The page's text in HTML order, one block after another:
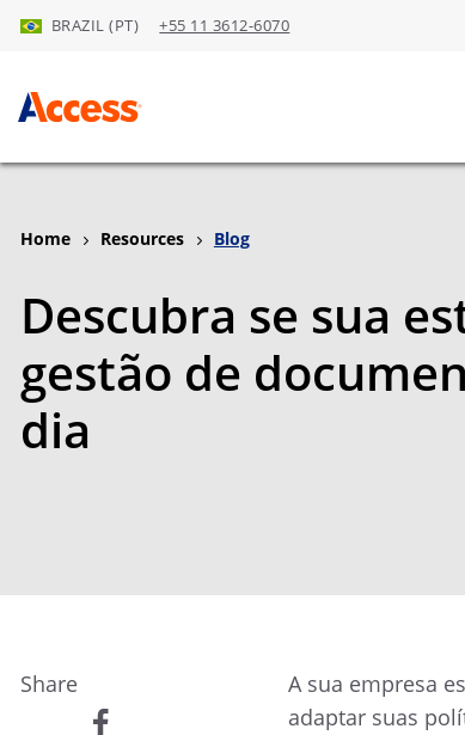
Skip to Main Content
BRAZIL (PT) +55 11 3612-6070
Home Resources Blog
Descubra se sua
gestão de
dia
Share
A sua empresa
adaptar suas